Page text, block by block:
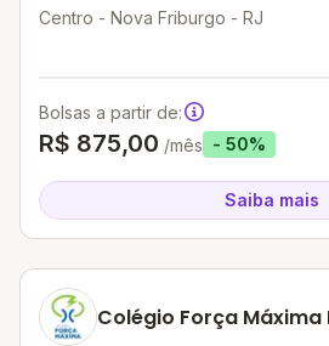
Centro - Nova Friburgo - RJ
Bolsas a partir de:
R$ 875,00 /mês - 50%
Saiba mais
Colégio Força Máxima